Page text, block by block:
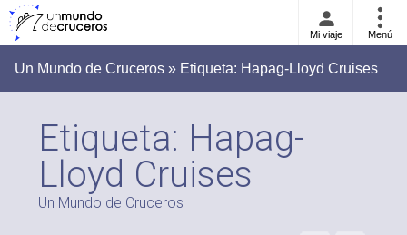
Mi viaje Menú
Un Mundo de Cruceros » Etiqueta: Hapag-Lloyd Cruises
Etiqueta: Hapag-
Lloyd Cruises
Un Mundo de Cruceros